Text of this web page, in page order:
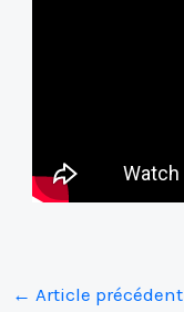
← Article précédent